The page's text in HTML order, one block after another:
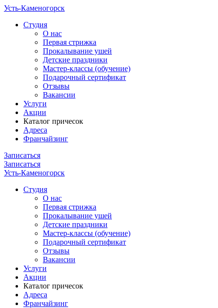
Усть-Каменогорск
Cтудия
О нас
Первая стрижка
Прокалывание ушей
Детские праздники
Мастер-классы (обучение)
Подарочный сертификат
Отзывы
Вакансии
Услуги
Акции
Каталог причесок
Адреса
Франчайзинг
Записаться
Записаться
Усть-Каменогорск
Cтудия
О нас
Первая стрижка
Прокалывание ушей
Детские праздники
Мастер-классы (обучение)
Подарочный сертификат
Отзывы
Вакансии
Услуги
Акции
Каталог причесок
Адреса
Франчайзинг